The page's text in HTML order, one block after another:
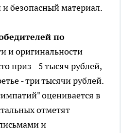
безопасный материал.
по
и оригинальности
приз - 5 тысяч рублей,
- три тысячи рублей.
оценивается в
отметят
и